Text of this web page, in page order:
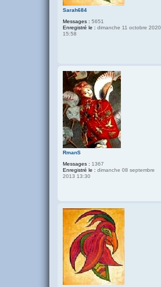
Sarah684
Messages : 5651
Enregistré le : dimanche 11 octobre 2020
15:58
RmanS
Messages : 1367
Enregistré le : dimanche 08 septembre
2013 13:30